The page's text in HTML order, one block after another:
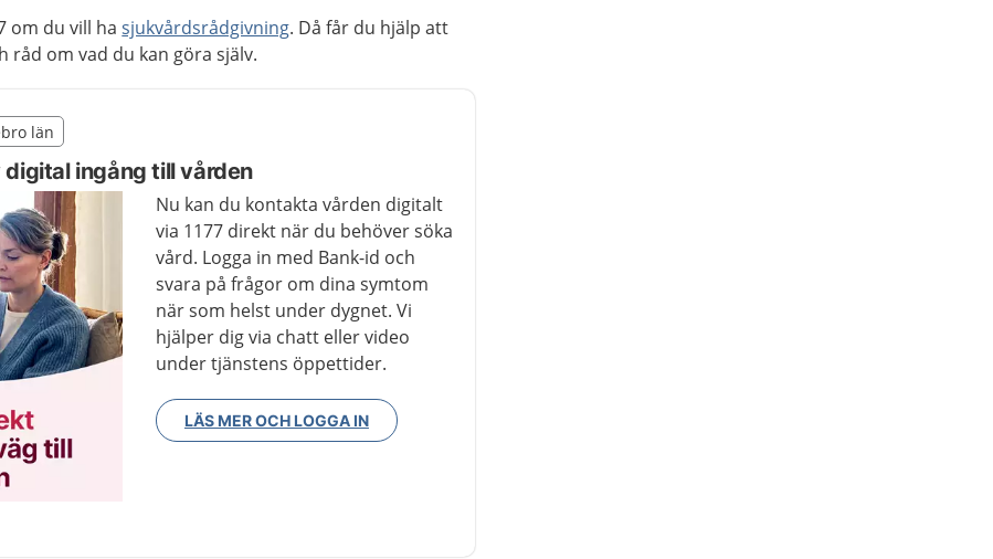
om du vill hasjukvårdsrådgivning. Då får du hjälp att
råd om vad du kan göra själv.
Örebro län
län
digital ingång till vården
Nu kan du kontakta vården digitalt
via 1177 direkt när du behöver söka
vård. Logga in med Bank-id och
svara på frågor om dina symtom
när som helst under dygnet. Vi
hjälper dig via chatt eller video
under tjänstens öppettider.
LÄS MER OCH LOGGA IN
från region Örebro län